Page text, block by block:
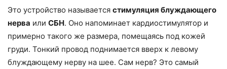
Это устройство называется стимуляция блуждающего
нерва или СБН. Оно напоминает кардиостимулятор и
примерно такого же размера, помещаясь под кожей
груди. Тонкий провод поднимается вверх к левому
блуждающему нерву на шее. Сам нерв? Это самый